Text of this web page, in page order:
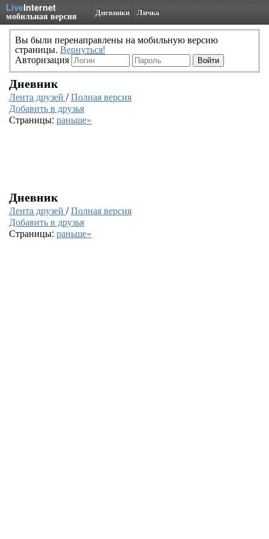
LiveInternet
мобильная версия Дневники Личка
Вы были перенаправлены на мобильную версию
страницы. Вернуться!
Авторизация
Дневник
Лента друзей /Полная версия
Добавить в друзья
Страницы: раньше»
Дневник
Лента друзей /Полная версия
Добавить в друзья
Страницы: раньше»